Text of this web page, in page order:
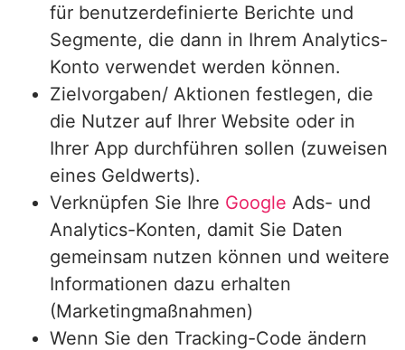
für benutzerdefinierte Berichte und
Segmente, die dann in Ihrem Analytics-
Konto verwendet werden können.
Zielvorgaben/ Aktionen festlegen, die
die Nutzer auf Ihrer Website oder in
Ihrer App durchführen sollen (zuweisen
eines Geldwerts).
Verknüpfen Sie Ihre Google Ads- und
Analytics-Konten, damit Sie Daten
gemeinsam nutzen können und weitere
Informationen dazu erhalten
(Marketingmaßnahmen)
Wenn Sie den Tracking-Code ändern